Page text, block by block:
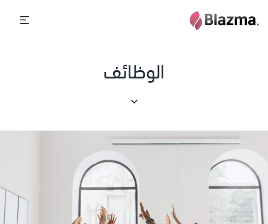
الوظائف